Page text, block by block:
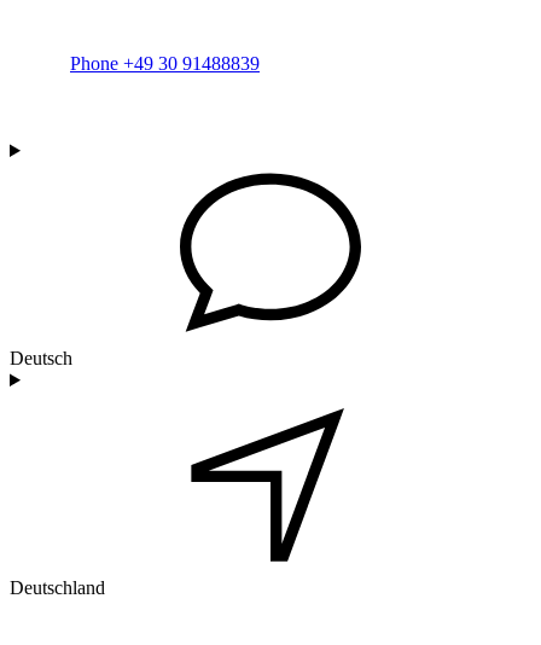
Phone +49 30 91488839
Deutsch
Deutschland